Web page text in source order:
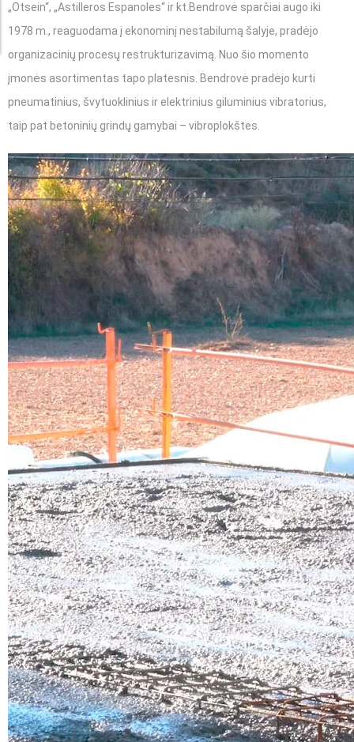
„Otsein“, „Astilleros Espanoles“ ir kt.Bendrovė sparčiai augo iki
1978 m., reaguodama į ekonominį nestabilumą šalyje, pradėjo
organizacinių procesų restrukturizavimą. Nuo šio momento
įmonės asortimentas tapo platesnis. Bendrovė pradėjo kurti
pneumatinius, švytuoklinius ir elektrinius giluminius vibratorius,
taip pat betoninių grindų gamybai – vibroplokštes.